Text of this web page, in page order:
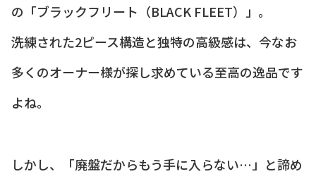
の「ブラックフリート（BLACK FLEET）」。
洗練された2ピース構造と独特の高級感は、今なお
多くのオーナー様が探し求めている至高の逸品です
よね。
しかし、「廃盤だからもう手に入らない…」と諦め